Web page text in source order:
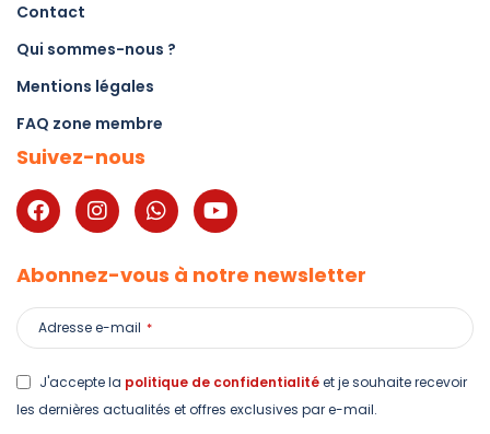
Contact
Qui sommes-nous ?
Mentions légales
FAQ zone membre
Suivez-nous
Abonnez-vous à notre newsletter
Adresse e-mail *
J'accepte la politique de confidentialitéet je souhaite recevoir
les dernières actualités et offres exclusives par e-mail.